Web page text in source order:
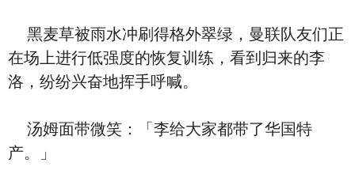
黑麦草被雨水冲刷得格外翠绿，曼联队友们正
在场上进行低强度的恢复训练，看到归来的李
洛，纷纷兴奋地挥手呼喊。
汤姆面带微笑：「李给大家都带了华国特
产。」